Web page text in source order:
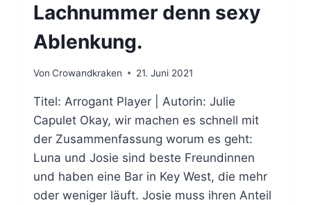
Lachnummer denn sexy
Ablenkung.
Von Crowandkraken 21. Juni 2021
Titel: Arrogant Player | Autorin: Julie
Capulet Okay, wir machen es schnell mit
der Zusammenfassung worum es geht:
Luna und Josie sind beste Freundinnen
und haben eine Bar in Key West, die mehr
oder weniger läuft. Josie muss ihren Anteil